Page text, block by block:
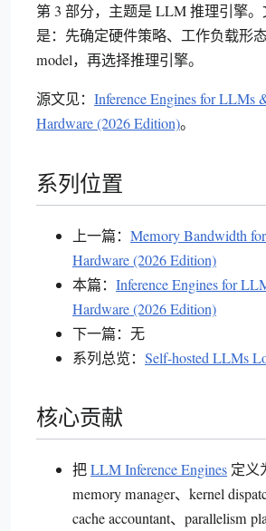
第 3 部分，主题是 LLM 推理引擎
是：先确定硬件策略、工作负载形
model，再选择推理引擎。
源文见： Inference Engines for LLMs
Hardware (2026 Edition)。
系列位置
上一篇： Memory Bandwidth
Hardware (2026 Edition)
本篇： Inference Engines for
Hardware (2026 Edition)
下一篇：无
系列总览： Self-hosted LLMs
核心贡献
把LLM Inference Engines 定义
memory manager、kernel
cache accountant、parallelism